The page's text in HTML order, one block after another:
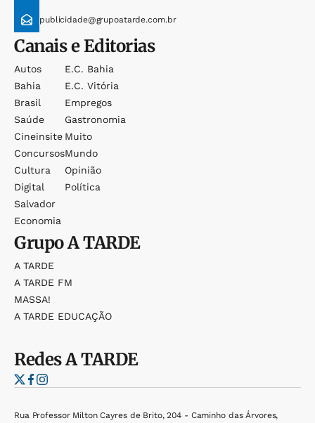
publicidade@grupoatarde.com.br
Canais e Editorias
Autos
Bahia
Brasil
Saúde
Cineinsite
Concursos
Cultura
Digital
Salvador
Economia
E.c. Bahia
E.c. Vitória
Empregos
Gastronomia
Muito
Mundo
Opinião
Política
GrupoA TARDE
A TARDE
A TARDE FM
MASSA!
A TARDE EDUCAÇÃO
RedesA TARDE
Rua Professor Milton Cayres de Brito, 204 - Caminho das Árvores,